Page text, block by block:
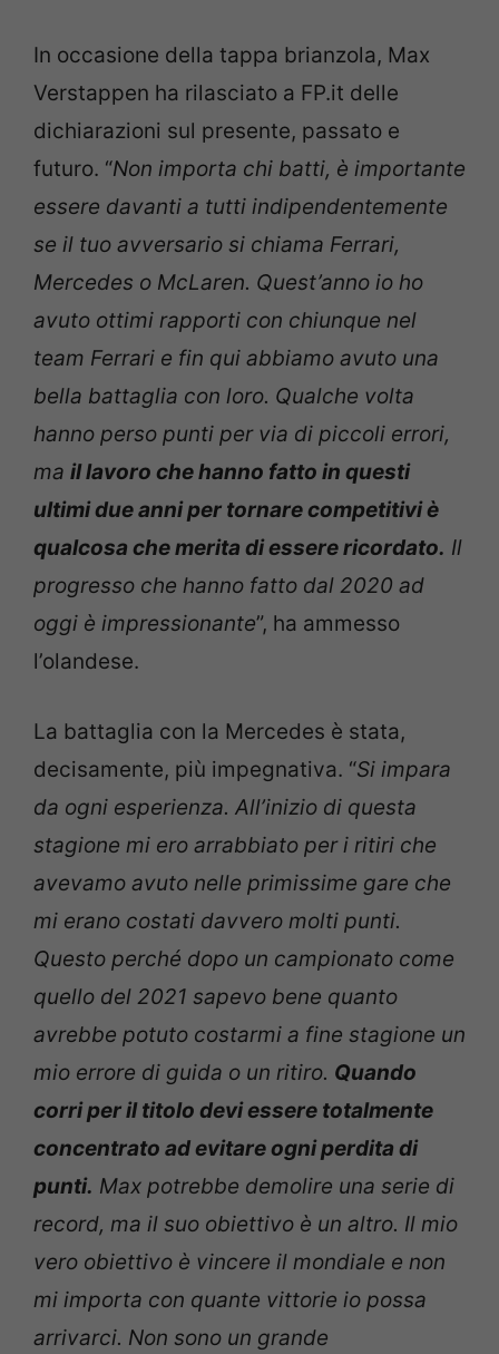
In occasione della tappa brianzola, Max
Verstappen ha rilasciato a FP.it delle
dichiarazioni sul presente, passato e
futuro. “Non importa chi batti, è importante
essere davanti a tutti indipendentemente
se il tuo avversario si chiama Ferrari,
Mercedes o McLaren. Quest’anno io ho
avuto ottimi rapporti con chiunque nel
team Ferrari e fin qui abbiamo avuto una
bella battaglia con loro. Qualche volta
hanno perso punti per via di piccoli errori,
ma il lavoro che hanno fatto in questi
ultimi due anni per tornare competitivi è
qualcosa che merita di essere ricordato. Il
progresso che hanno fatto dal 2020 ad
oggi è impressionante”, ha ammesso
l’olandese.
La battaglia con la Mercedes è stata,
decisamente, più impegnativa. “Si impara
da ogni esperienza. All’inizio di questa
stagione mi ero arrabbiato per i ritiri che
avevamo avuto nelle primissime gare che
mi erano costati davvero molti punti.
Questo perché dopo un campionato come
quello del 2021 sapevo bene quanto
avrebbe potuto costarmi a fine stagione un
mio errore di guida o un ritiro. Quando
corri per il titolo devi essere totalmente
concentrato ad evitare ogni perdita di
punti. Max potrebbe demolire una serie di
record, ma il suo obiettivo è un altro. Il mio
vero obiettivo è vincere il mondiale e non
mi importa con quante vittorie io possa
arrivarci. Non sono un grande